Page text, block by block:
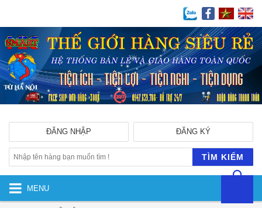
ĐĂNG KÝ
ĐĂNG NHẬP
TÌM KIẾM
MENU